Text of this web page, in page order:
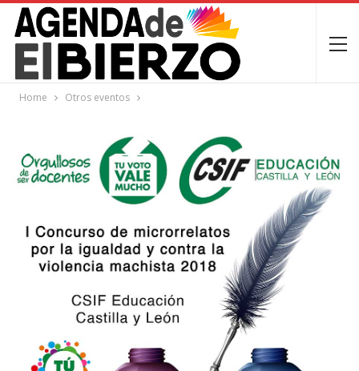
Home Otros eventos